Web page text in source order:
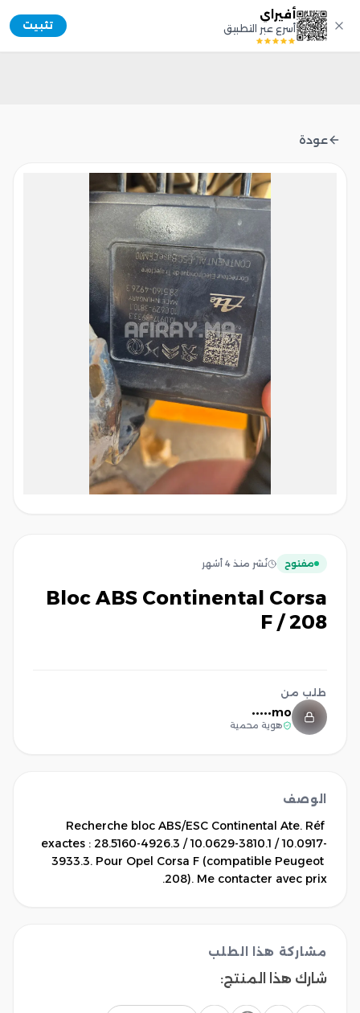
أفيراي
أسرع عبر التطبيق تثبيت Afiray
عودة
مفتوح نُشر منذ 4 أشهر
Bloc ABS Continental Corsa
F / 208
طلب من
mo•••••
هوية محمية
الوصف
Recherche bloc ABS/ESC Continental Ate. Réf
exactes : 28.5160-4926.3 / 10.0629-3810.1 / 10.0917-
3933.3. Pour Opel Corsa F (compatible Peugeot
208). Me contacter avec prix.
مشاركة هذا الطلب
شارك هذا المنتج: